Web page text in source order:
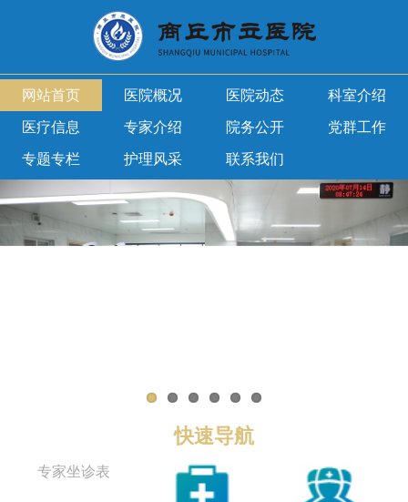
网站首页 医院概况 医院动态 科室介绍
医疗信息 专家介绍 院务公开 党群工作
专题专栏 护理风采 联系我们
快速导航
专家坐诊表